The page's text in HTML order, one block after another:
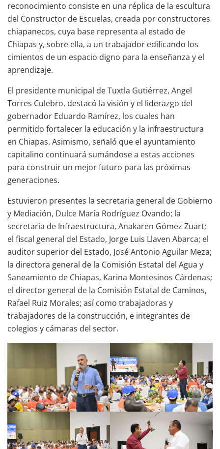
reconocimiento consiste en una réplica de la escultura
del Constructor de Escuelas, creada por constructores
chiapanecos, cuya base representa al estado de
Chiapas y, sobre ella, a un trabajador edificando los
cimientos de un espacio digno para la enseñanza y el
aprendizaje.
El presidente municipal de Tuxtla Gutiérrez, Angel
Torres Culebro, destacó la visión y el liderazgo del
gobernador Eduardo Ramírez, los cuales han
permitido fortalecer la educación y la infraestructura
en Chiapas. Asimismo, señaló que el ayuntamiento
capitalino continuará sumándose a estas acciones
para construir un mejor futuro para las próximas
generaciones.
Estuvieron presentes la secretaria general de Gobierno
y Mediación, Dulce María Rodríguez Ovando; la
secretaria de Infraestructura, Anakaren Gómez Zuart;
el fiscal general del Estado, Jorge Luis Llaven Abarca; el
auditor superior del Estado, José Antonio Aguilar Meza;
la directora general de la Comisión Estatal del Agua y
Saneamiento de Chiapas, Karina Montesinos Cárdenas;
el director general de la Comisión Estatal de Caminos,
Rafael Ruiz Morales; así como trabajadoras y
trabajadores de la construcción, e integrantes de
colegios y cámaras del sector.